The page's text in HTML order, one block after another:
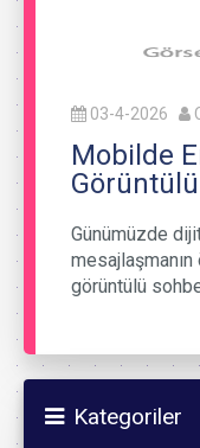
03-4-2026
Mobilde
Günümüzde
görüntülü
Kategoriler